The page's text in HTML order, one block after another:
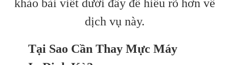
khảo bài viết dưới đây để hiểu rõ hơn về
dịch vụ này.
Tại Sao Cần Thay Mực Máy